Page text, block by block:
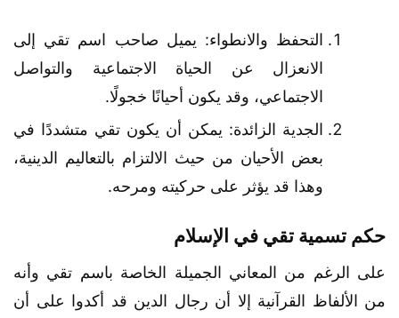
التحفظ والانطواء: يميل صاحب اسم تقي إلى
الانعزال عن الحياة الاجتماعية والتواصل
الاجتماعي، وقد يكون أحيانًا خجولًا.
الجدية الزائدة: يمكن أن يكون تقي متشددًا في
بعض الأحيان من حيث الالتزام بالتعاليم الدينية،
وهذا قد يؤثر على حركيته ومرحه.
حكم تسمية تقي في الإسلام
على الرغم من المعاني الجميلة الخاصة باسم تقي وأنه
من الألفاظ القرآنية إلا أن رجال الدين قد أكدوا على أن